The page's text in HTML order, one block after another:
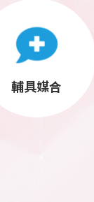
輔具媒合